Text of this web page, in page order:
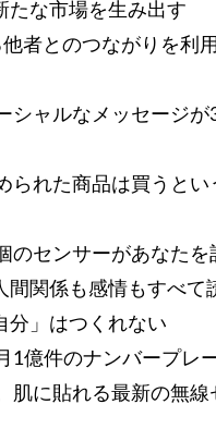
たな市場を生み出す
者とのつながりを利
シャルなメッセージ
られた商品は買うと
のセンサーがあなたを
間関係も感情もすべて
分」はつくれない
1億件のナンバープレ
肌に貼れる最新の無